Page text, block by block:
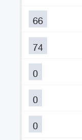
66
74
0
0
0